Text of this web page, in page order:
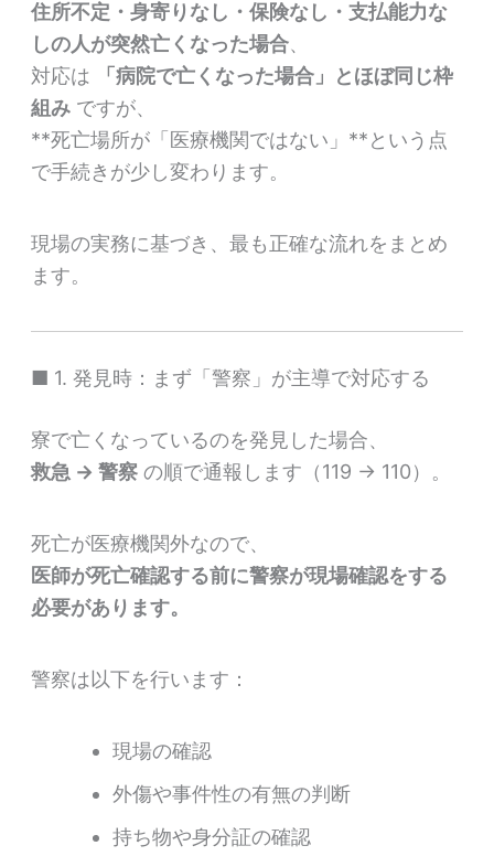
住所不定・身寄りなし・保険なし・支払能力な
しの人が突然亡くなった場合、
対応は
「病院で亡くなった場合」とほぼ同じ枠
組みですが、
**死亡場所が「医療機関ではない」**という点
で手続きが少し変わります。
現場の実務に基づき、最も正確な流れをまとめ
ます。
■ 1. 発見時：まず「警察」が主導で対応する
寮で亡くなっているのを発見した場合、
救急 → 警察の順で通報します（119 → 110）。
死亡が医療機関外なので、
医師が死亡確認する前に警察が現場確認をする
必要があります。
警察は以下を行います：
現場の確認
外傷や事件性の有無の判断
持ち物や身分証の確認